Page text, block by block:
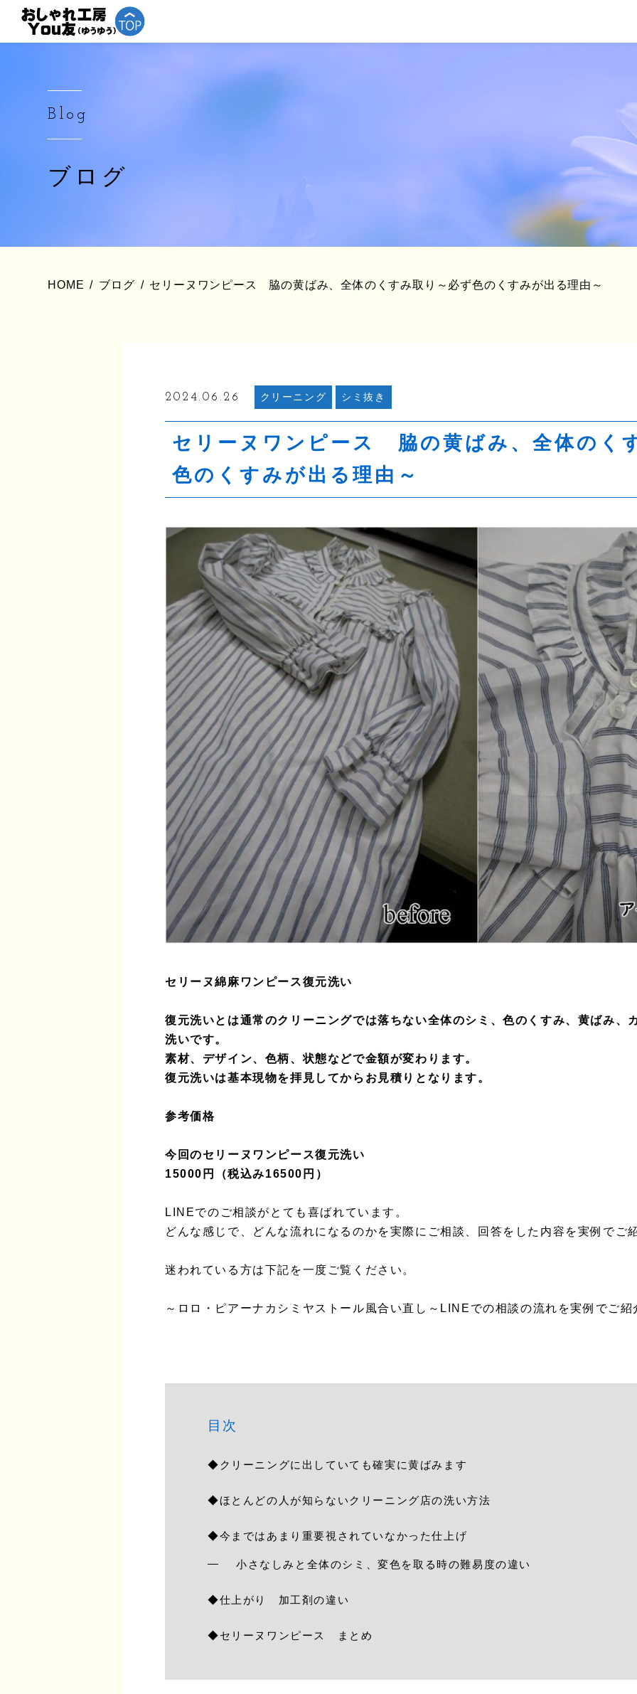
Blog
ブログ
HOME ブログ セリーヌワンピース 脇の黄ばみ、全体のくすみ取り～必ず色のくすみが出る理由～
2024.06.26 クリーニング シミ抜き
セリーヌワンピース 脇の黄ばみ、全体のく
色のくすみが出る理由～
セリーヌ綿麻ワンピース復元洗い
復元洗いとは通常のクリーニングでは落ちない全体のシミ、色のくすみ、黄ばみ、
洗いです。
素材、デザイン、色柄、状態などで金額が変わります。
復元洗いは基本現物を拝見してからお見積りとなります。
参考価格
今回のセリーヌワンピース復元洗い
15000円（税込み16500円）
LINEでのご相談がとても喜ばれています。
どんな感じで、どんな流れになるのかを実際にご相談、回答をした内容を実例でご
迷われている方は下記を一度ご覧ください。
～ロロ・ピアーナカシミヤストール風合い直し～LINEでの相談の流れを実例でご紹
目次
◆クリーニングに出していても確実に黄ばみます
◆ほとんどの人が知らないクリーニング店の洗い方法
◆今まではあまり重要視されていなかった仕上げ
小さなしみと全体のシミ、変色を取る時の難易度の違い
◆仕上がり 加工剤の違い
◆セリーヌワンピース まとめ